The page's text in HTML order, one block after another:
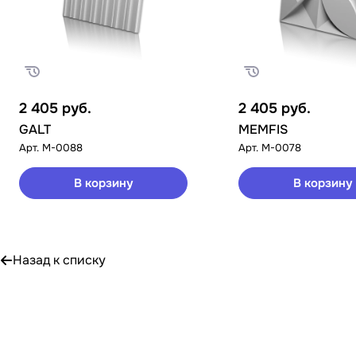
2 405 руб.
GALT
Арт. M-0088
В корзину
2 405 руб.
MEMFIS
Арт. M-0078
В корзину
Назад к списку